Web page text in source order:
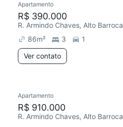
Redecorar
Apartamento
R$ 390.000
R. Armindo Chaves, Alto Barroca
86m² 3
1
Ver contato
Redecorar
Apartamento
R$ 910.000
R. Armindo Chaves, Alto Barroca